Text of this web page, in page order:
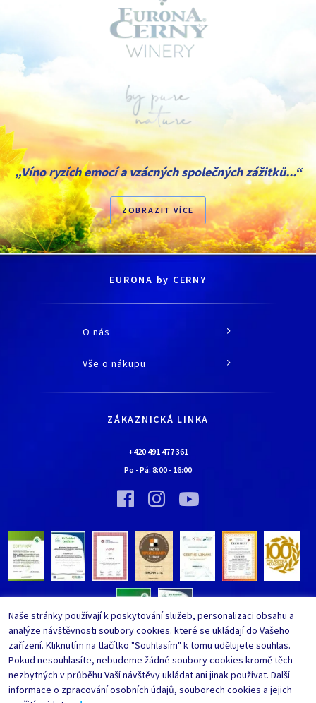
„Víno ryzích emocí a vzácných společných zážitků...“
ZOBRAZIT VÍCE
EURONA by CERNY
O nás
O společnosti
Kontaktní údaje
Bylo nebylo…
Vinný sklípek EURONA by Cerny
Bylo nebylo…
Vše o nákupu
Jak nakupovat
Nejčastěji kladené dotazy
Upravit nastavení ochrany
Whistleblowing
ZÁKAZNICKÁ LINKA
+420 491 477 361
Po - Pá: 8:00 - 16:00
Naše stránky používají k poskytování služeb, personalizaci obsahu a
analýze návštěvnosti soubory cookies. které se ukládají do Vašeho
zařízení. Kliknutím na tlačítko "Souhlasím" k tomu udělujete souhlas.
Pokud nesouhlasíte, nebudeme žádné soubory cookies kromě těch
nezbytných v průběhu Vaší návštěvy ukládat ani jinak používat. Další
informace o zpracování osobních údajů, souborech cookies a jejich